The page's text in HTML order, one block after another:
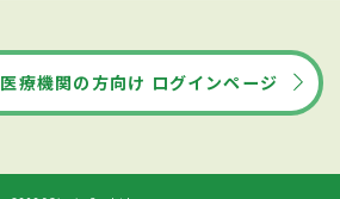
医療機関の方向け ログインページ